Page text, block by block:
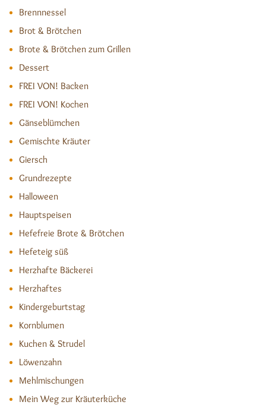
Brennnessel
Brot & Brötchen
Brote & Brötchen zum Grillen
Dessert
FREI VON! Backen
FREI VON! Kochen
Gänseblümchen
Gemischte Kräuter
Giersch
Grundrezepte
Halloween
Hauptspeisen
Hefefreie Brote & Brötchen
Hefeteig süß
Herzhafte Bäckerei
Herzhaftes
Kindergeburtstag
Kornblumen
Kuchen & Strudel
Löwenzahn
Mehlmischungen
Mein Weg zur Kräuterküche